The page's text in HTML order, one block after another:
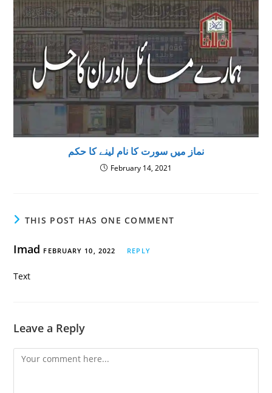
نماز میں سورت کا نام لینے کا حکم
February 14, 2021
THIS POST HAS ONE COMMENT
Imad FEBRUARY 10, 2022 REPLY
Text
Leave a Reply
Comment